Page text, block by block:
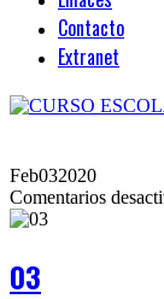
Contacto
Extranet
Feb032020
Comentarios
03